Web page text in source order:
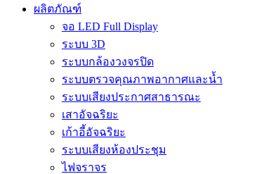
ผลิตภัณฑ์
จอ LED Full Display
ระบบ 3D
ระบบกล้องวงจรปิด
ระบบตรวจคุณภาพอากาศและน้ำ
ระบบเสียงประกาศสาธารณะ
เสาอัจฉริยะ
เก้าอี้อัจฉริยะ
ระบบเสียงห้องประชุม
ไฟจราจร